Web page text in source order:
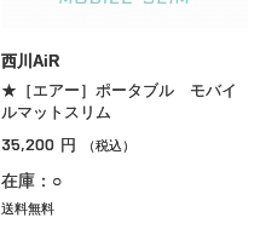
西川AiR
★［エアー］ポータブル モバイ
ルマットスリム
35,200 円 （税込）
在庫：○
送料無料